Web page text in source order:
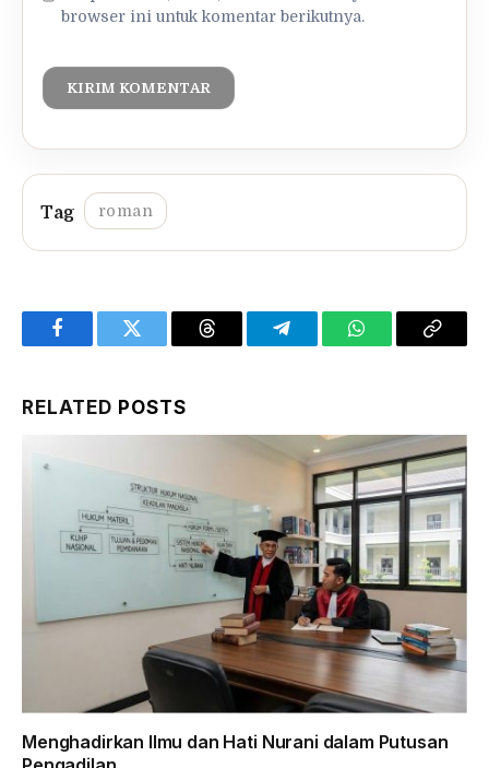
browser ini untuk komentar berikutnya.
roman
FacebookTwitter Threads TelegramWhatsAppCopy
RELATED POSTS
Menghadirkan Ilmu dan Hati Nurani dalam Putusan